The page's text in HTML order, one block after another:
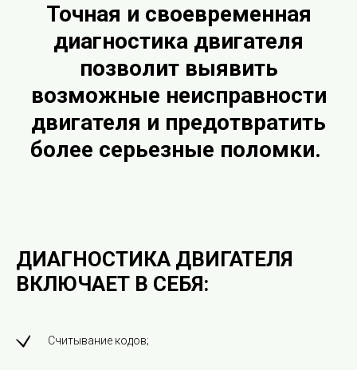
Точная и своевременная
диагностика двигателя
позволит выявить
возможные неисправности
двигателя и предотвратить
более серьезные поломки.
ДИАГНОСТИКА ДВИГАТЕЛЯ
ВКЛЮЧАЕТ В СЕБЯ:
Считывание кодов;